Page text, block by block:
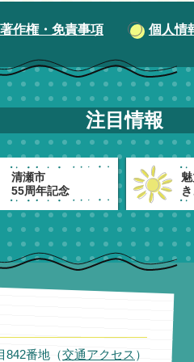
著作権・免責事項 個人情
注目情報
清瀬市
55周年記念
番地（交通アクセス ）